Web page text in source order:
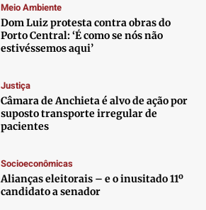
Meio Ambiente
Dom Luiz protesta contra obras do
Porto Central: ‘É como se nós não
estivéssemos aqui’
Justiça
Câmara de Anchieta é alvo de ação por
suposto transporte irregular de
pacientes
Socioeconômicas
Alianças eleitorais – e o inusitado 11º
candidato a senador